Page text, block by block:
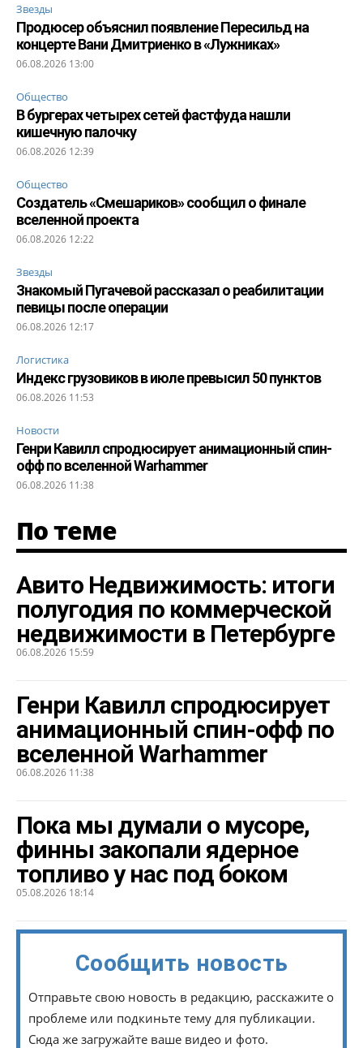
Звезды
Продюсер объяснил появление Пересильд на
концерте Вани Дмитриенко в «Лужниках»
06.08.2026 13:00
Общество
В бургерах четырех сетей фастфуда нашли
кишечную палочку
06.08.2026 12:39
Общество
Создатель «Смешариков» сообщил о финале
вселенной проекта
06.08.2026 12:22
Звезды
Знакомый Пугачевой рассказал о реабилитации
певицы после операции
06.08.2026 12:17
Логистика
Индекс грузовиков в июле превысил 50 пунктов
06.08.2026 11:53
Новости
Генри Кавилл спродюсирует анимационный спин-
офф по вселенной Warhammer
06.08.2026 11:38
По теме
Авито Недвижимость: итоги
полугодия по коммерческой
недвижимости в Петербурге
06.08.2026 15:59
Генри Кавилл спродюсирует
анимационный спин-офф по
вселенной Warhammer
06.08.2026 11:38
Пока мы думали о мусоре,
финны закопали ядерное
топливо у нас под боком
05.08.2026 18:14
Сообщить новость
Отправьте свою новость в редакцию, расскажите о
проблеме или подкиньте тему для публикации.
Сюда же загружайте ваше видео и фото.